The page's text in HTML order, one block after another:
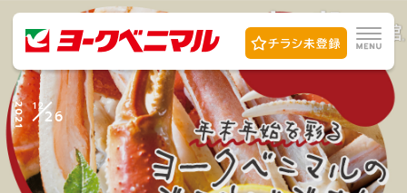
2021 12
26